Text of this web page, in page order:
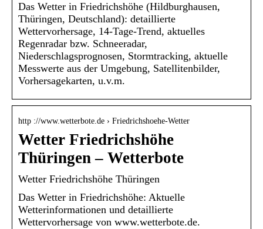
Das Wetter in Friedrichshöhe (Hildburghausen,
Thüringen, Deutschland): detaillierte
Wettervorhersage, 14-Tage-Trend, aktuelles
Regenradar bzw. Schneeradar,
Niederschlagsprognosen, Stormtracking, aktuelle
Messwerte aus der Umgebung, Satellitenbilder,
Vorhersagekarten, u.v.m.
http ://www.wetterbote.de › Friedrichshoehe-Wetter
Wetter Friedrichshöhe
Thüringen – Wetterbote
Wetter Friedrichshöhe Thüringen
Das Wetter in Friedrichshöhe: Aktuelle
Wetterinformationen und detaillierte
Wettervorhersage von www.wetterbote.de.